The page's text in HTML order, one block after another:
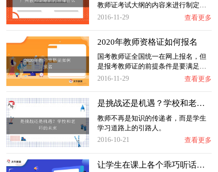
教师证考试大纲的内容来进行制定…
2016-11-29
查看更多
2020年教师资格证如何报名
国考教师证全国统一在网上报名，但
是报考教师证的前提条件是要满足…
2016-11-29
查看更多
是挑战还是机遇？学校和老师的未来
教师不再是知识的传递者，而是学生
学习道路上的引路人。
2016-10-21
查看更多
让学生在课上各个乖巧听话，老师只需牢记1点…